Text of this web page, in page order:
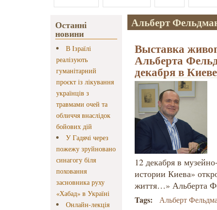
Останні
новини
В Ізраїлі
реалізують
гуманітарний
проєкт із лікування
українців з
травмами очей та
обличчя внаслідок
бойових дій
У Гадячі через
пожежу зруйновано
синагогу біля
поховання
засновника руху
«Хабад» в Україні
Онлайн-лекція
Альберт
Выставка
Альберта
декабря в Киеве
12 декабря в
истории Киева»
життя…» Альберта
Tags: Альберт